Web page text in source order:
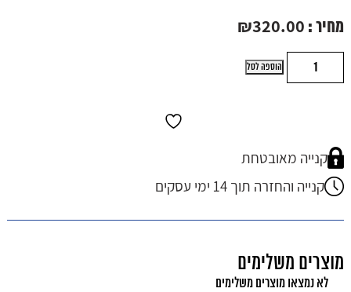
מחיר :
₪320.00
שנתית
אלקטרה
בר דגם 1000
הוספה לסל
קנייה מאובטחת
קנייה והחזרה תוך 14 ימי עסקים
מוצרים משלימים
לא נמצאו מוצרים משלימים